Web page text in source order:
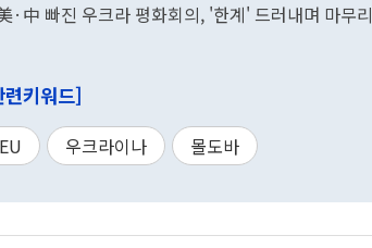
·中 빠진 우크라 평화회의, '한계' 드러내며 마무리
키워드]
EU 우크라이나 몰도바